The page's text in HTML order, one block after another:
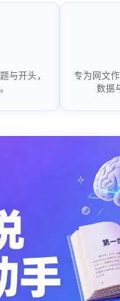
与开头，
专为网文
数据